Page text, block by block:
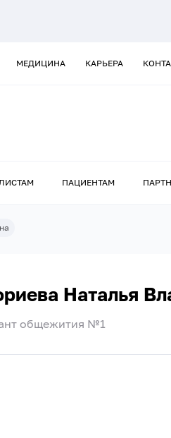
МЕДИЦИНА КАРЬЕРА
ПАЦИЕНТАМ
Наталья
общежития №1